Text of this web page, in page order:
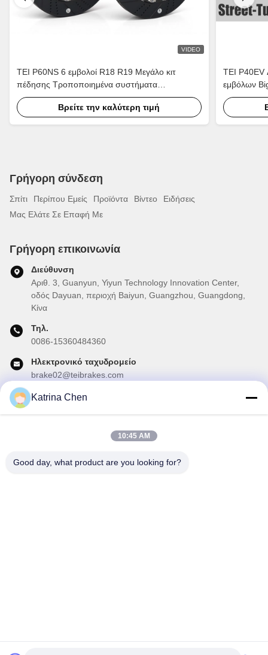
VIDEO
TEI P60NS 6 εμβολοί R18 R19 Μεγάλο κιτ
πέδησης Τροποποιημένα συστήματα
αυτοκινήτων πέδησης Μέρη για Lexus IS250
IS300 XE20 XE30 2005-2022
Βρείτε την καλύτερη τιμή
TEI P40EV
εμβόλων
2018 17
CV1/2/3/4/
Γρήγορη σύνδεση
Σπίτι Περίπου Εμείς Προϊόντα Βίντεο
Ειδήσεις
Μας Ελάτε Σε Επαφή Με
Γρήγορη επικοινωνία
Διεύθυνση
Αριθ. 3, Guanyun, Yiyun Technology Innovation Center,
οδός Dayuan, περιοχή Baiyun, Guangzhou, Guangdong,
Κίνα
Τηλ.
0086-15360484360
Ηλεκτρονικό ταχυδρομείο
brake02@teibrakes.com
Το Δελτίο Ενημέρωσης
πολλά άλλα.
Katrina Chen
10:45 AM
Good day, what product are you looking for?